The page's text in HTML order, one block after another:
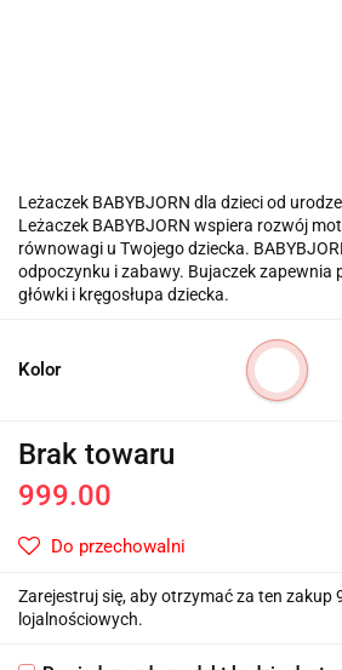
Leżaczek BABYBJORN dla dzieci od
Leżaczek BABYBJORN wspiera rozwój
równowagi u Twojego dziecka.
odpoczynku i zabawy. Bujaczek zapewnia
główki i kręgosłupa dziecka.
Kolor
Brak towaru
999.00
Do przechowalni
Zarejestruj się, aby otrzymać za ten zakup
lojalnościowych.